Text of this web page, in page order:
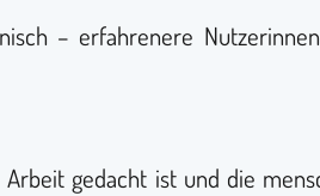
– erfahrenere
gedacht ist und die